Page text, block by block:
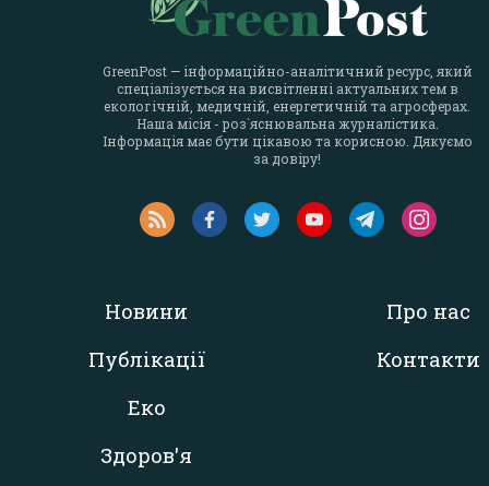
GreenPost — інформаційно-аналітичний ресурс, який
спеціалізується на висвітленні актуальних тем в
екологічній, медичній, енергетичній та агросферах.
Наша місія - роз`яснювальна журналістика.
Інформація має бути цікавою та корисною. Дякуємо
за довіру!
Новини
Публікації
Еко
Здоров'я
Про нас
Контакти